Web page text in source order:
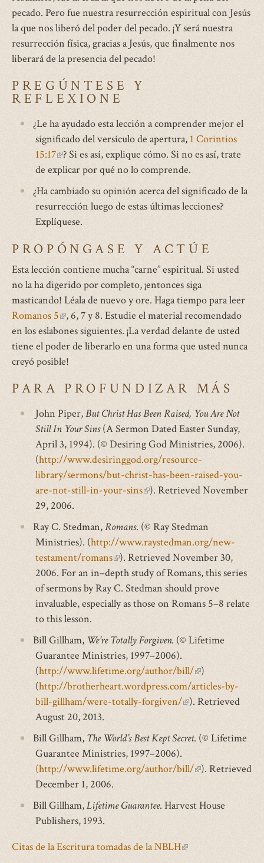
pecado. Pero fue nuestra resurrección espiritual con Jesús
la que nos liberó del poder del pecado. ¡Y será nuestra
resurrección física, gracias a Jesús, que finalmente nos
liberará de la presencia del pecado!
PREGÚNTESE Y
REFLEXIONE
¿Le ha ayudado esta lección a comprender mejor el
significado del versículo de apertura, 1 Corintios
15:17
(link
is
external)
? Si es así, explique cómo. Si no es así, trate
de explicar por qué no lo comprende.
¿Ha cambiado su opinión acerca del significado de la
resurrección luego de estas últimas lecciones?
Explíquese.
PROPÓNGASE Y ACTÚE
Esta lección contiene mucha “carne” espiritual. Si usted
no la ha digerido por completo, ¡entonces siga
masticando! Léala de nuevo y ore. Haga tiempo para leer
Romanos 5(link
is
external)
, 6, 7 y 8. Estudie el material recomendado
en los eslabones siguientes. ¡La verdad delante de usted
tiene el poder de liberarlo en una forma que usted nunca
creyó posible!
PARA PROFUNDIZAR MÁS
John Piper,But Christ Has Been Raised, You Are Not
Still In Your Sins(A Sermon Dated Easter Sunday,
April 3, 1994). (© Desiring God Ministries, 2006).
(http://www.desiringgod.org/resource-
library/sermons/but-christ-has-been-raised-you-
are-not-still-in-your-sins
(link
external)
). Retrieved November
29, 2006.
Ray C. Stedman,Romans. (© Ray Stedman
Ministries). (http://www.raystedman.org/new-
testament/romans
(link
is
external)
). Retrieved November 30,
2006. For an in–depth study of Romans, this series
of sermons by Ray C. Stedman should prove
invaluable, especially as those on Romans 5–8 relate
to this lesson.
Bill Gillham, We’re Totally Forgiven. (© Lifetime
Guarantee Ministries, 1997–2006).
(http://www.lifetime.org/author/bill/
(link
is
external)
)
(http://brotherheart.wordpress.com/articles-by-
bill-gillham/were-totally-forgiven/
(link
external)
). Retrieved
August 20, 2013.
Bill Gillham, The World’s Best Kept Secret. (© Lifetime
Guarantee Ministries, 1997–2006).
(http://www.lifetime.org/author/bill/
(link
external)
). Retrieved
December 1, 2006.
Bill Gillham,Lifetime Guarantee. Harvest House
Publishers, 1993.
Citas de la Escritura tomadas de la NBLH(link